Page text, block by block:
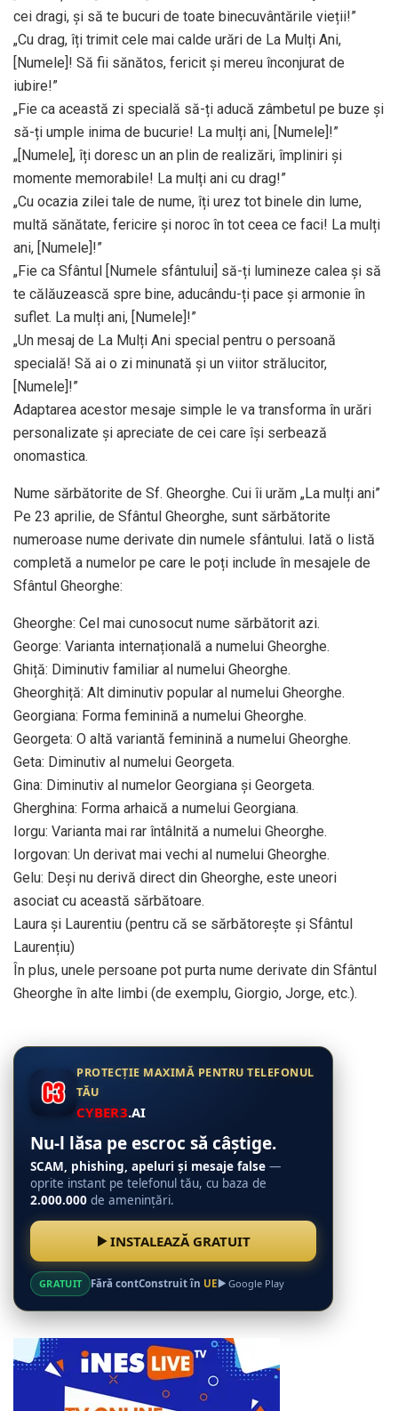
cei dragi, și să te bucuri de toate binecuvântările vieții!”
„Cu drag, îți trimit cele mai calde urări de La Mulți Ani,
[Numele]! Să fii sănătos, fericit și mereu înconjurat de
iubire!”
„Fie ca această zi specială să-ți aducă zâmbetul pe buze și
să-ți umple inima de bucurie! La mulți ani, [Numele]!”
„[Numele], îți doresc un an plin de realizări, împliniri și
momente memorabile! La mulți ani cu drag!”
„Cu ocazia zilei tale de nume, îți urez tot binele din lume,
multă sănătate, fericire și noroc în tot ceea ce faci! La mulți
ani, [Numele]!”
„Fie ca Sfântul [Numele sfântului] să-ți lumineze calea și să
te călăuzească spre bine, aducându-ți pace și armonie în
suflet. La mulți ani, [Numele]!”
„Un mesaj de La Mulți Ani special pentru o persoană
specială! Să ai o zi minunată și un viitor strălucitor,
[Numele]!”
Adaptarea acestor mesaje simple le va transforma în urări
personalizate și apreciate de cei care își serbează
onomastica.
Nume sărbătorite de Sf. Gheorghe. Cui îi urăm „La mulți ani”
Pe 23 aprilie, de Sfântul Gheorghe, sunt sărbătorite
numeroase nume derivate din numele sfântului. Iată o listă
completă a numelor pe care le poți include în mesajele de
Sfântul Gheorghe:
Gheorghe: Cel mai cunosocut nume sărbătorit azi.
George: Varianta internațională a numelui Gheorghe.
Ghiță: Diminutiv familiar al numelui Gheorghe.
Gheorghiță: Alt diminutiv popular al numelui Gheorghe.
Georgiana: Forma feminină a numelui Gheorghe.
Georgeta: O altă variantă feminină a numelui Gheorghe.
Geta: Diminutiv al numelui Georgeta.
Gina: Diminutiv al numelor Georgiana și Georgeta.
Gherghina: Forma arhaică a numelui Georgiana.
Iorgu: Varianta mai rar întâlnită a numelui Gheorghe.
Iorgovan: Un derivat mai vechi al numelui Gheorghe.
Gelu: Deși nu derivă direct din Gheorghe, este uneori
asociat cu această sărbătoare.
Laura și Laurentiu (pentru că se sărbătorește și Sfântul
Laurențiu)
În plus, unele persoane pot purta nume derivate din Sfântul
Gheorghe în alte limbi (de exemplu, Giorgio, Jorge, etc.).
PROTECȚIE MAXIMĂ PENTRU TELEFONUL
TĂU
CYBER3.AI
Nu-l lăsa pe escroc să câștige.
SCAM, phishing, apeluri și mesaje false —
oprite instant pe telefonul tău, cu baza de
2.000.000 de amenințări.
INSTALEAZĂ GRATUIT
GRATUIT Fără contConstruit în UE Google Play